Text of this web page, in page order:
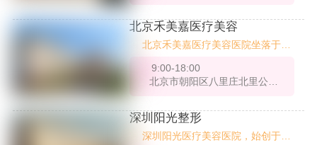
第八医学中心整形外科的延续，拥
有强大的公立医疗背景与整形临床
积淀。今天就带大家全面了解一
院，到底有哪些真技术、强项目和
值得信赖的医生团队。
北京禾美嘉医疗美容
北京禾美嘉医疗美容医院坐落于北
4年成立以来，始终以创新为核心
理念，深耕自体脂肪移植领域，逐
科、美容皮肤科及麻醉科于一体的
综合性医美机构。凭借13年脂肪专
科技术沉淀、26项技术及超万例临
9:00-18:00
北京市朝阳区八里庄北里公园1872商务楼2-3层
深圳阳光整形
深圳阳光医疗美容医院，始创于19